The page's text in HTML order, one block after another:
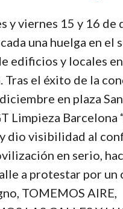
y viernes 15 y 16 de
una huelga en el
edificios y locales
Tras el éxito de la
en plaza
Limpieza Barcelona
dio visibilidad al
en serio,
a protestar por un
TOMEMOS AIRE,